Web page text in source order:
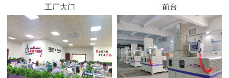
工厂大门 前台